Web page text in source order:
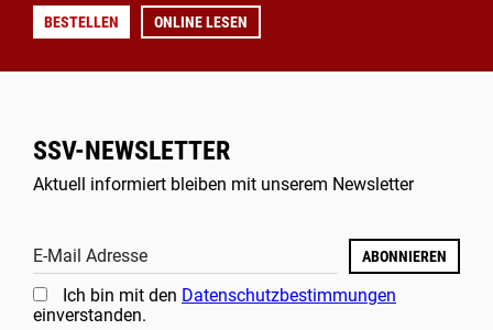
BESTELLEN ONLINE LESEN
SSV-NEWSLETTER
Aktuell informiert bleiben mit unserem Newsletter
E-Mail Adresse ABONNIEREN
Ich bin mit den Datenschutzbestimmungen
einverstanden.